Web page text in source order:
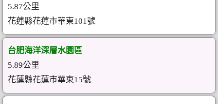
5.87公里
花蓮縣花蓮市華東101號
台肥海洋深層水園區
5.89公里
花蓮縣花蓮市華東15號